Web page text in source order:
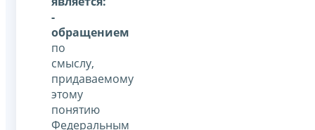
-
обращением
по
смыслу,
придаваемому
этому
понятию
Федеральным